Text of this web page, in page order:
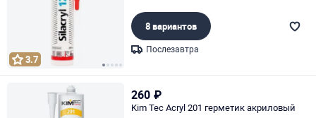
3.7
8 вариантов
Послезавтра
260 ₽
Kim Tec Acryl 201 герметик акриловый